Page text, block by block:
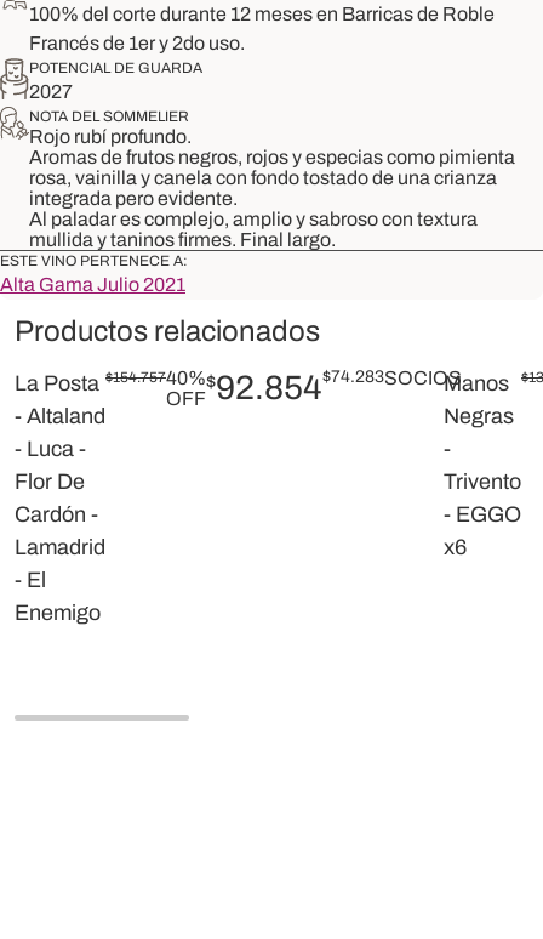
100% del corte durante 12 meses en Barricas de Roble
Francés de 1er y 2do uso.
POTENCIAL DE GUARDA
2027
NOTA DEL SOMMELIER
Rojo rubí profundo.
Aromas de frutos negros, rojos y especias como pimienta
rosa, vainilla y canela con fondo tostado de una crianza
integrada pero evidente.
Al paladar es complejo, amplio y sabroso con textura
mullida y taninos firmes. Final largo.
ESTE VINO PERTENECE A:
Alta Gama Julio 2021
Productos relacionados
La Posta
- Altaland
- Luca -
Flor De
Cardón -
Lamadrid
- El
Enemigo
$154.75740%
OFF
$92.854$74.283SOCIOSManos
Negras
-
Trivento
- EGGO
x6
$